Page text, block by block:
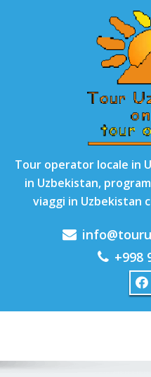
Tour operator locale in
in Uzbekistan,
viaggi in Uzbekistan
+998